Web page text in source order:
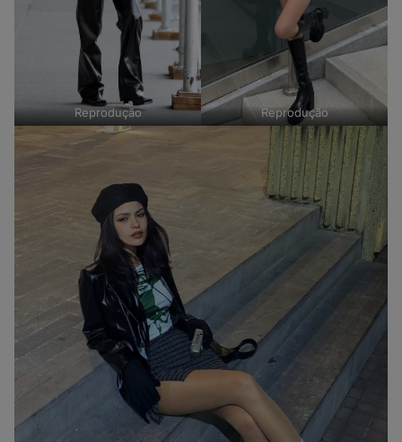
Reprodução Reprodução